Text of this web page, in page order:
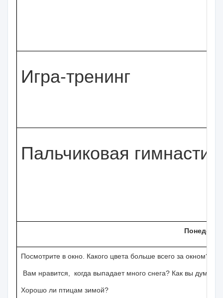
Игра-тренинг
Пальчиковая
Посмотрите в окно. Какого цвета больше всего за окном?
Вам нравится, когда выпадает много снега? Как вы
Хорошо ли птицам зимой?